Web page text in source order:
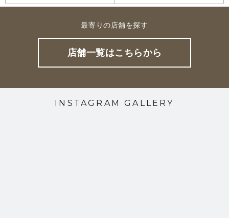
最寄りの店舗を探す
店舗一覧はこちらから
INSTAGRAM GALLERY